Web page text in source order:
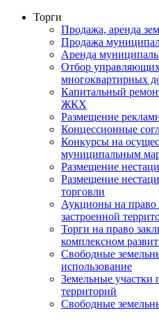
Торги
Продажа, аренда
Продажа
Аренда
Отбор
многоквартирных
Капитальный
ЖКХ
Размещение
Концессионные
Конкурсы на
муниципальным
Размещение
Размещение
торговли
Аукционы на право
застроенной
Торги на право
комплексном
Свободные
использование
Земельные участки
территорий
Свободные